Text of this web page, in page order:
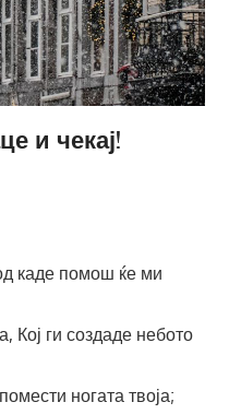
и чекај!
каде помош ќе ми
Кој ги создаде небото
ногата твоја;